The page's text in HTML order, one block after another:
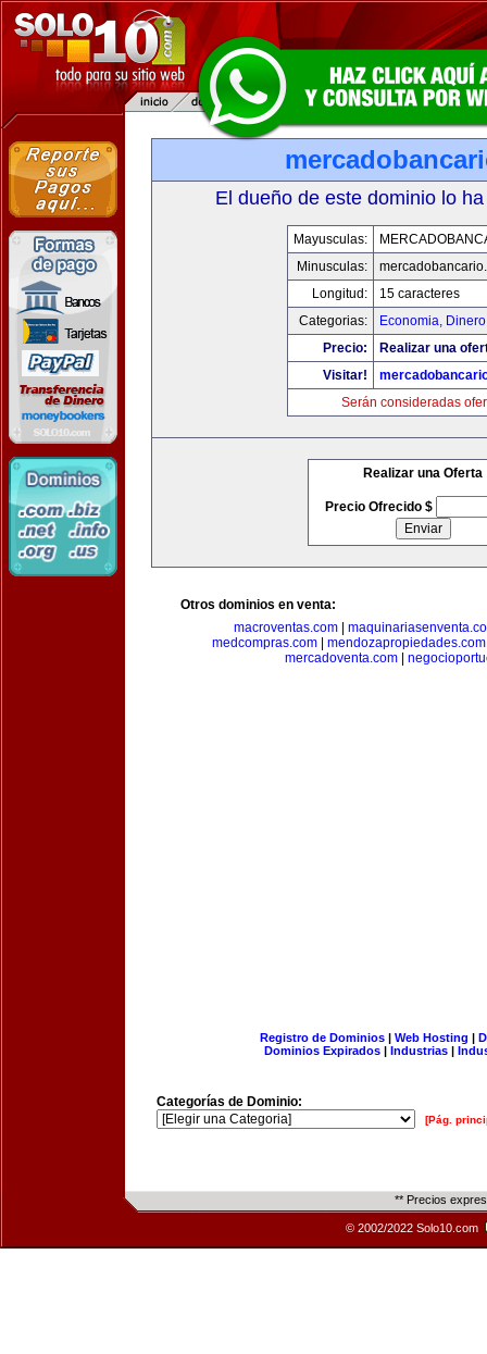
El dueño de este dominio lo
Mayusculas:
Minusculas:
Longitud:
15 caracteres
Categorias:
Economia,
Precio:
Realizar una
Visitar!
Serán consideradas
Realizar una Oferta
Precio Ofrecido $
Otros dominios en venta:
macroventas.com
medcompras.com| mendozapropiedades.com
mercadoventa.com
Registro de Dominios| Web Hosting |
Dominios Expirados | Industrias |
Categorías de Dominio:
[Pág.
** Precios
© 2002/2022 Solo10.com